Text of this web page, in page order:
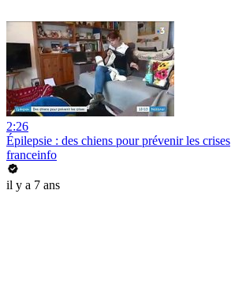
2:26
Épilepsie : des chiens pour prévenir les crises
franceinfo
il y a 7 ans